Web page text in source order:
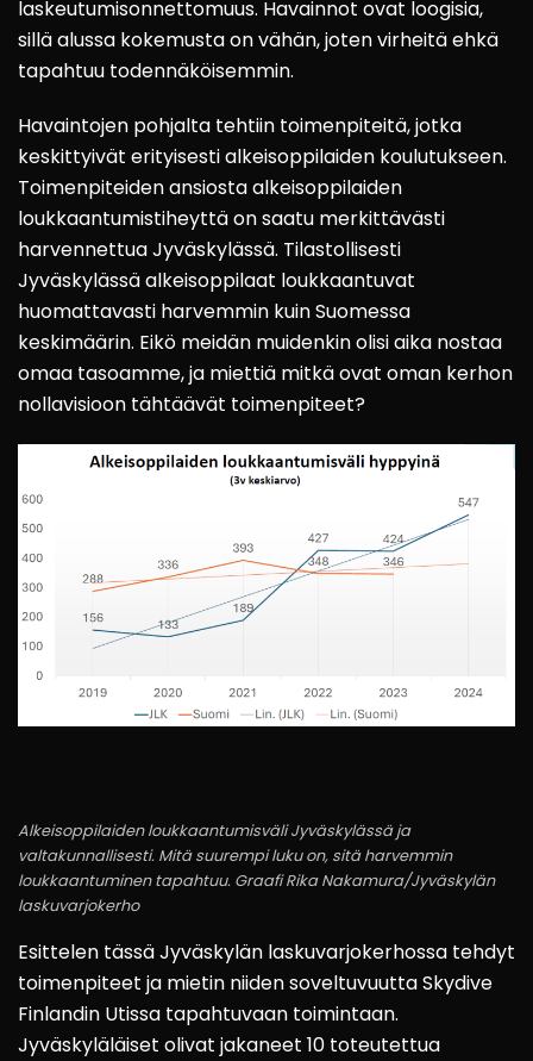
laskeutumisonnettomuus. Havainnot ovat loogisia,
sillä alussa kokemusta on vähän, joten virheitä ehkä
tapahtuu todennäköisemmin.
Havaintojen pohjalta tehtiin toimenpiteitä, jotka
keskittyivät erityisesti alkeisoppilaiden koulutukseen.
Toimenpiteiden ansiosta alkeisoppilaiden
loukkaantumistiheyttä on saatu merkittävästi
harvennettua Jyväskylässä. Tilastollisesti
Jyväskylässä alkeisoppilaat loukkaantuvat
huomattavasti harvemmin kuin Suomessa
keskimäärin. Eikö meidän muidenkin olisi aika nostaa
omaa tasoamme, ja miettiä mitkä ovat oman kerhon
nollavisioon tähtäävät toimenpiteet?
Alkeisoppilaiden loukkaantumisväli Jyväskylässä ja
valtakunnallisesti. Mitä suurempi luku on, sitä harvemmin
loukkaantuminen tapahtuu. Graafi Rika Nakamura/Jyväskylän
laskuvarjokerho
Esittelen tässä Jyväskylän laskuvarjokerhossa tehdyt
toimenpiteet ja mietin niiden soveltuvuutta Skydive
Finlandin Utissa tapahtuvaan toimintaan.
Jyväskyläläiset olivat jakaneet 10 toteutettua